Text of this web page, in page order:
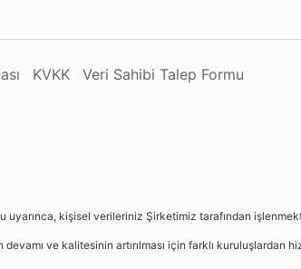
KVKK Veri Sahibi Talep Formu
uyarınca, kişisel verileriniz Şirketimiz tarafından
ve kalitesinin artırılması için farklı